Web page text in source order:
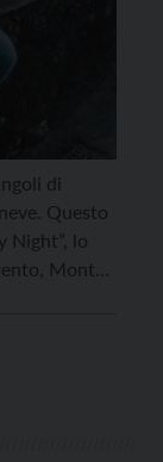
di
Questo
Night”, lo
Monte